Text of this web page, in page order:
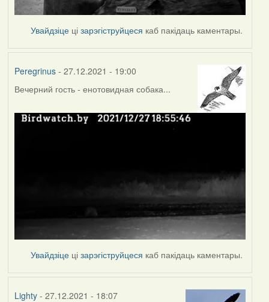
Увайдзіце цізарэгіструйцеся каб пакідаць каментары.
Peregrinus- 27.12.2021 - 19:00
Вечерний гость - енотовидная собака...
Увайдзіце цізарэгіструйцеся каб пакідаць каментары.
Lighty- 27.12.2021 - 18:07